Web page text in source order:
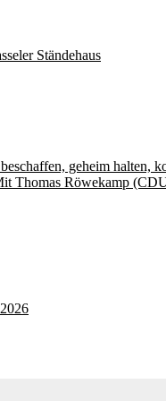
Ständehaus
geheim halten,
Thomas Röwekamp